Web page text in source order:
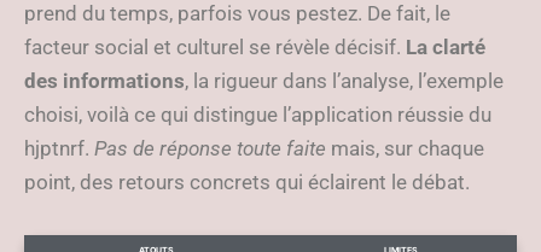
prend du temps, parfois vous pestez. De fait, le
facteur social et culturel se révèle décisif. La clarté
des informations, la rigueur dans l’analyse, l’exemple
choisi, voilà ce qui distingue l’application réussie du
hjptnrf. Pas de réponse toute faite mais, sur chaque
point, des retours concrets qui éclairent le débat.